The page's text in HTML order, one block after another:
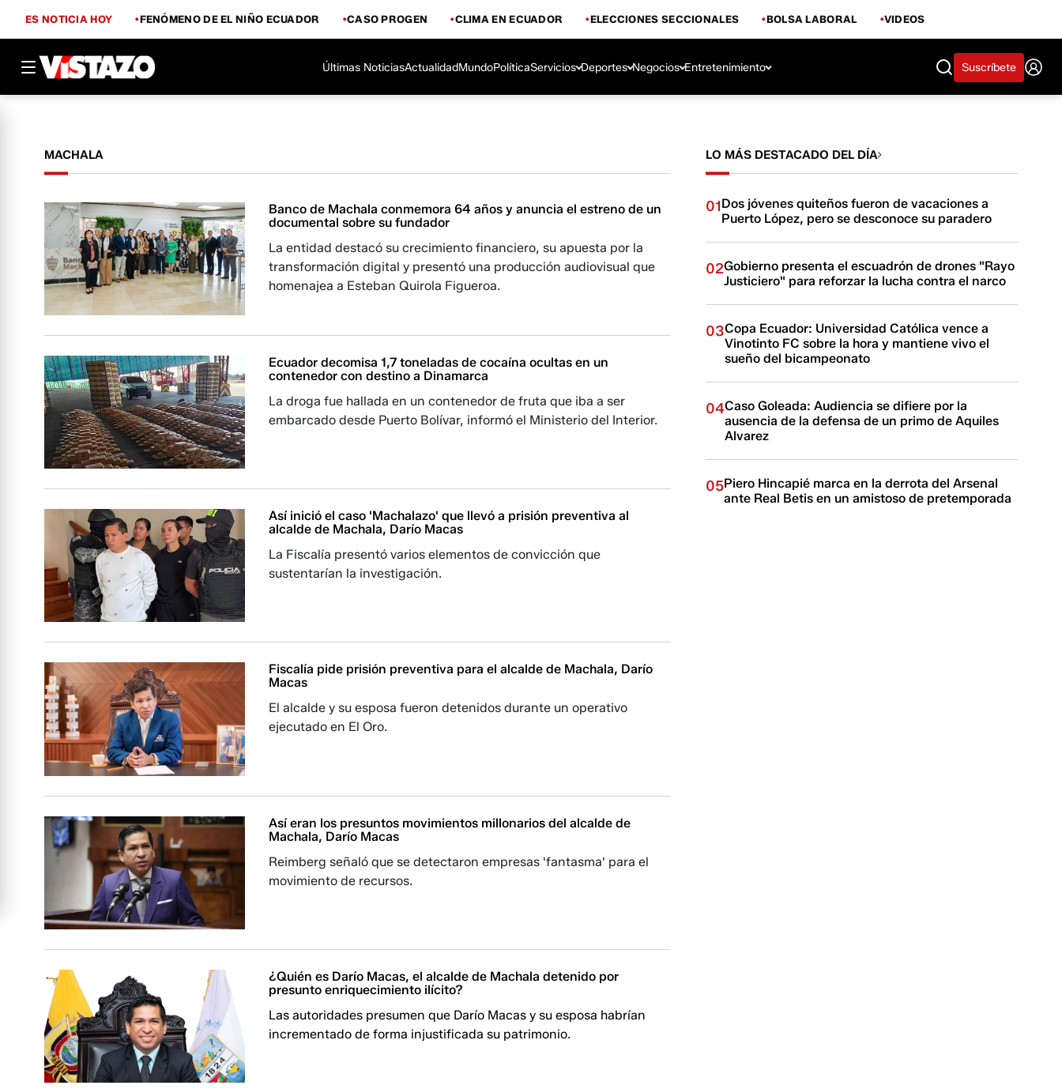
ES NOTICIA HOY FENÓMENO DE EL NIÑO ECUADOR CASO PROGEN CLIMA EN ECUADOR ELECCIONES SECCIONALES BOLSA LABORAL VIDEOS
Últimas NoticiasActualidadMundoPolíticaServicios Deportes Negocios Entretenimiento Suscríbete
MACHALA
Banco de Machala conmemora 64 años y anuncia el estreno de un
documental sobre su fundador
La entidad destacó su crecimiento financiero, su apuesta por la
transformación digital y presentó una producción audiovisual que
homenajea a Esteban Quirola Figueroa.
Ecuador decomisa 1,7 toneladas de cocaína ocultas en un
contenedor con destino a Dinamarca
La droga fue hallada en un contenedor de fruta que iba a ser
embarcado desde Puerto Bolívar, informó el Ministerio del Interior.
Así inició el caso 'Machalazo' que llevó a prisión preventiva al
alcalde de Machala, Darío Macas
La Fiscalía presentó varios elementos de convicción que
sustentarían la investigación.
Fiscalía pide prisión preventiva para el alcalde de Machala, Darío
Macas
El alcalde y su esposa fueron detenidos durante un operativo
ejecutado en El Oro.
Así eran los presuntos movimientos millonarios del alcalde de
Machala, Darío Macas
Reimberg señaló que se detectaron empresas 'fantasma' para el
movimiento de recursos.
¿Quién es Darío Macas, el alcalde de Machala detenido por
presunto enriquecimiento ilícito?
Las autoridades presumen que Darío Macas y su esposa habrían
incrementado de forma injustificada su patrimonio.
LO MÁS DESTACADO DEL DÍA
01Dos jóvenes quiteños fueron de vacaciones a
Puerto López, pero se desconoce su paradero
02Gobierno presenta el escuadrón de drones "Rayo
Justiciero" para reforzar la lucha contra el narco
03Copa Ecuador: Universidad Católica vence a
Vinotinto FC sobre la hora y mantiene vivo el
sueño del bicampeonato
04Caso Goleada: Audiencia se difiere por la
ausencia de la defensa de un primo de Aquiles
Alvarez
05Piero Hincapié marca en la derrota del Arsenal
ante Real Betis en un amistoso de pretemporada